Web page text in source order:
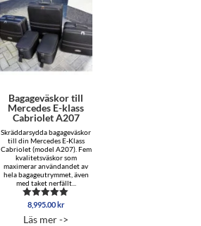
Bagageväskor till
Mercedes E-klass
Cabriolet A207
Skräddarsydda bagageväskor
till din Mercedes E-Klass
Cabriolet (model A207). Fem
kvalitetsväskor som
maximerar användandet av
hela bagageutrymmet, även
med taket nerfällt...
Betygsatt
av 5
8,995.00kr
Läs mer ->